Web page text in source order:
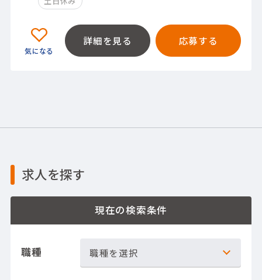
詳細を見る 応募する
求人を探す
現在の検索条件
職種 職種を選択